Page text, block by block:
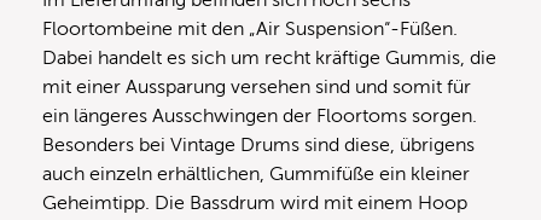
Floortombeine mit den „Air Suspension“-Füßen.
Dabei handelt es sich um recht kräftige Gummis, die
mit einer Aussparung versehen sind und somit für
ein längeres Ausschwingen der Floortoms sorgen.
Besonders bei Vintage Drums sind diese, übrigens
auch einzeln erhältlichen, Gummifüße ein kleiner
Geheimtipp. Die Bassdrum wird mit einem Hoop